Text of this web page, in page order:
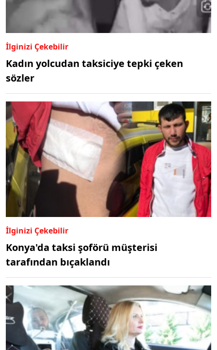
İlginizi Çekebilir
Kadın yolcudan taksiciye tepki çeken
sözler
İlginizi Çekebilir
Konya'da taksi şoförü müşterisi
tarafından bıçaklandı